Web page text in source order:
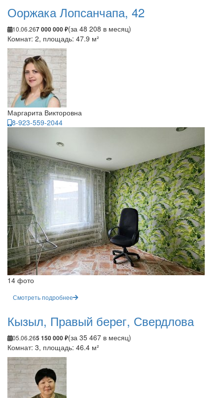
Ооржака Лопсанчапа, 42
10.06.267 000 000 ₽(за 48 208 в месяц)
Комнат: 2, площадь: 47.9 м²
Маргарита Викторовна
8-923-559-2044
14 фото
Смотреть подробнее
Кызыл, Правый берег, Свердлова
05.06.265 150 000 ₽(за 35 467 в месяц)
Комнат: 3, площадь: 46.4 м²